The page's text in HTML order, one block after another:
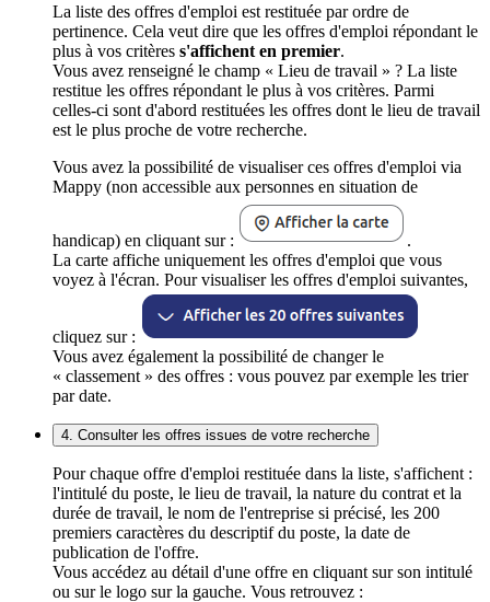
La liste des offres d'emploi est restituée par ordre de
pertinence. Cela veut dire que les offres d'emploi répondant le
plus à vos critères s'affichent en premier.
Vous avez renseigné le champ « Lieu de travail » ? La liste
restitue les offres répondant le plus à vos critères. Parmi
celles-ci sont d'abord restituées les offres dont le lieu de travail
est le plus proche de votre recherche.
Vous avez la possibilité de visualiser ces offres d'emploi via
Mappy (non accessible aux personnes en situation de
handicap) en cliquant sur :
.
La carte affiche uniquement les offres d'emploi que vous
voyez à l'écran. Pour visualiser les offres d'emploi suivantes,
cliquez sur :
Vous avez également la possibilité de changer le
« classement » des offres : vous pouvez par exemple les trier
par date.
4. Consulter les offres issues de votre recherche
Pour chaque offre d'emploi restituée dans la liste, s'affichent :
l'intitulé du poste, le lieu de travail, la nature du contrat et la
durée de travail, le nom de l'entreprise si précisé, les 200
premiers caractères du descriptif du poste, la date de
publication de l'offre.
Vous accédez au détail d'une offre en cliquant sur son intitulé
ou sur le logo sur la gauche. Vous retrouvez :